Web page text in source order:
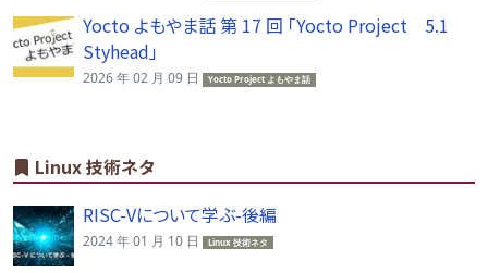
Yocto よもやま話 第 17 回 「Yocto Project 5.1
Styhead」
2026 年 02 月 09 日 Yocto Project よもやま話
Linux 技術ネタ
RISC-Vについて学ぶ-後編
2024 年 01 月 10 日 Linux 技術ネタ